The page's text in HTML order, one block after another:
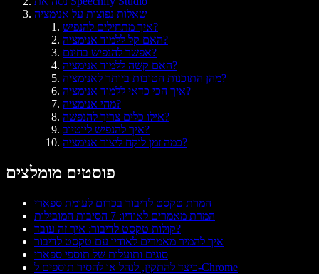
שאלות נפוצות על אנימציה
איך מתחילים להנפיש?
האם קל ללמוד אנימציה?
אפשר להנפיש בחינם?
האם קשה ללמוד אנימציה?
מהן התוכנות הטובות ביותר לאנימציה?
איך הכי כדאי ללמוד אנימציה?
מהי אנימציה?
אילו כלים צריך להנפשה?
איך להנפיש ליוטיוב?
כמה זמן לוקח ליצור אנימציה?
פוסטים מומלצים
המרת טקסט לדיבור בכרום לעומת ספארי
המרת מאמרים לאודיו: 7 הסיבות המובילות
קולות טקסט לדיבור: איך זה עובד?
איך להמיר מאמרים לאודיו עם טקסט לדיבור
סוגים ותועלות של תוספי ספארי
כיצד להתקין, לנהל או להסיר תוספים ל-Chrome